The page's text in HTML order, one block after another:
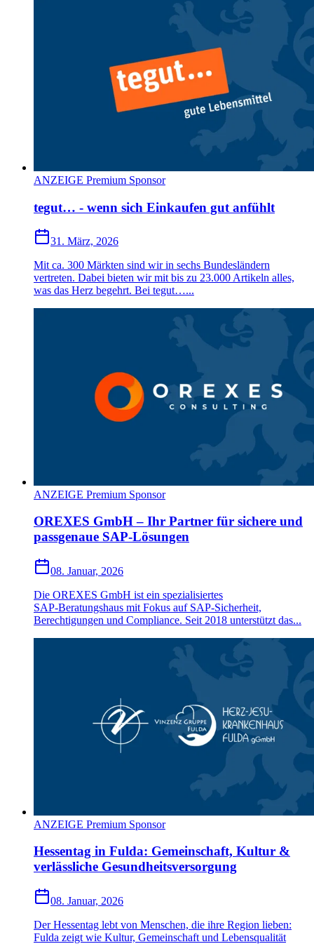
ANZEIGE Premium Sponsor
tegut… - wenn sich Einkaufen gut anfühlt
31. März, 2026
Mit ca. 300 Märkten sind wir in sechs Bundesländern
vertreten. Dabei bieten wir mit bis zu 23.000 Artikeln alles,
was das Herz begehrt. Bei tegut…...
ANZEIGE Premium Sponsor
OREXES GmbH – Ihr Partner für sichere und
passgenaue SAP-Lösungen
08. Januar, 2026
Die OREXES GmbH ist ein spezialisiertes
SAP‑Beratungshaus mit Fokus auf SAP‑Sicherheit,
Berechtigungen und Compliance. Seit 2018 unterstützt das...
ANZEIGE Premium Sponsor
Hessentag in Fulda: Gemeinschaft, Kultur &
verlässliche Gesundheitsversorgung
08. Januar, 2026
Der Hessentag lebt von Menschen, die ihre Region lieben:
Fulda zeigt wie Kultur, Gemeinschaft und Lebensqualität